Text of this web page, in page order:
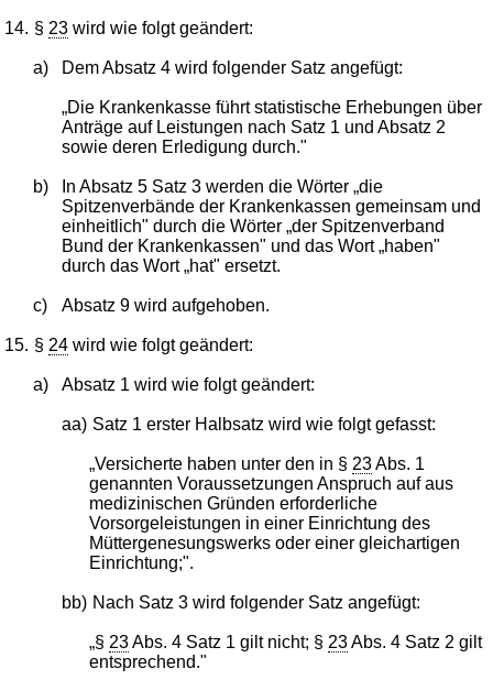
14. § 23 wird wie folgt geändert:
a) Dem Absatz 4 wird folgender Satz angefügt:
„Die Krankenkasse führt statistische Erhebungen über
Anträge auf Leistungen nach Satz 1 und Absatz 2
sowie deren Erledigung durch."
b)
In Absatz 5 Satz 3 werden die Wörter „die
Spitzenverbände der Krankenkassen gemeinsam und
einheitlich" durch die Wörter „der Spitzenverband
Bund der Krankenkassen" und das Wort „haben"
durch das Wort „hat" ersetzt.
c) Absatz 9 wird aufgehoben.
15. § 24 wird wie folgt geändert:
a) Absatz 1 wird wie folgt geändert:
aa) Satz 1 erster Halbsatz wird wie folgt gefasst:
„Versicherte haben unter den in § 23Abs. 1
genannten Voraussetzungen Anspruch auf aus
medizinischen Gründen erforderliche
Vorsorgeleistungen in einer Einrichtung des
Müttergenesungswerks oder einer gleichartigen
Einrichtung;".
bb) Nach Satz 3 wird folgender Satz angefügt:
„§ 23Abs. 4 Satz 1 gilt nicht; § 23Abs. 4 Satz 2 gilt
entsprechend."